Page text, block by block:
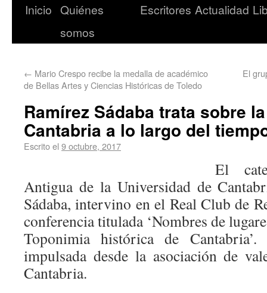
Inicio Quiénes
somos
Escritores Actualidad
← Mario Crespo recibe la medalla de académico
de Bellas Artes y Ciencias Históricas de Toledo
El
Ramírez Sádaba trata sobre
Cantabria a lo largo del
Escrito el 9 octubre, 2017
El
Antigua de la Universidad de
Sádaba, intervino en el Real Club de
conferencia titulada ‘Nombres de
Toponimia histórica de
impulsada desde la asociación de
Cantabria.